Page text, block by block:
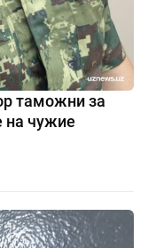
таможни за
на чужие